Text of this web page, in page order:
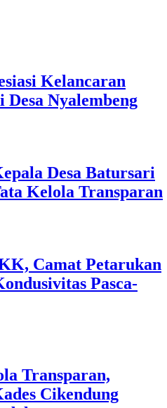
Kelancaran
Nyalembeng
Desa Batursari
Kelola Transparan
Camat Petarukan
Pasca-
Transparan,
Cikendung